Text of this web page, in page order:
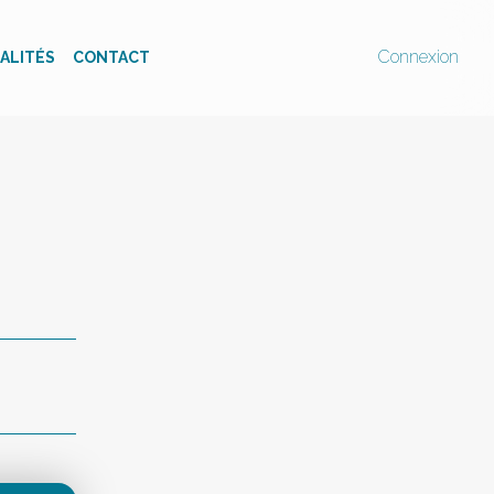
CONTACT Connexion